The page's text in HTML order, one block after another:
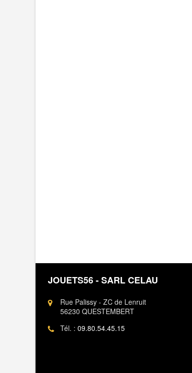
JOUETS56 - SARL CELAU
Rue Palissy - ZC de Lenruit
56230 QUESTEMBERT
Tél. : 09.80.54.45.15